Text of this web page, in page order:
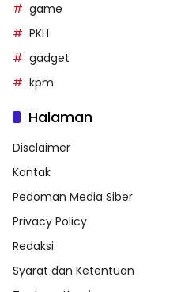
game
PKH
gadget
kpm
Halaman
Disclaimer
Kontak
Pedoman Media Siber
Privacy Policy
Redaksi
Syarat dan Ketentuan